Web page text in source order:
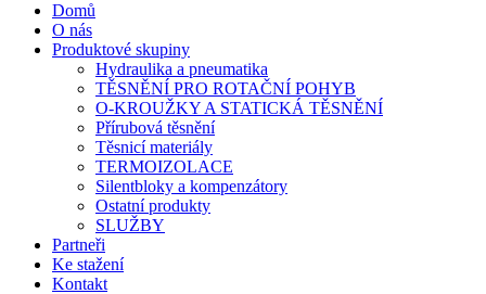
Domů
O nás
Produktové skupiny
Hydraulika a pneumatika
TĚSNĚNÍ PRO ROTAČNÍ POHYB
O-KROUŽKY A STATICKÁ TĚSNĚNÍ
Přírubová těsnění
Těsnicí materiály
TERMOIZOLACE
Silentbloky a kompenzátory
Ostatní produkty
SLUŽBY
Partneři
Ke stažení
Kontakt